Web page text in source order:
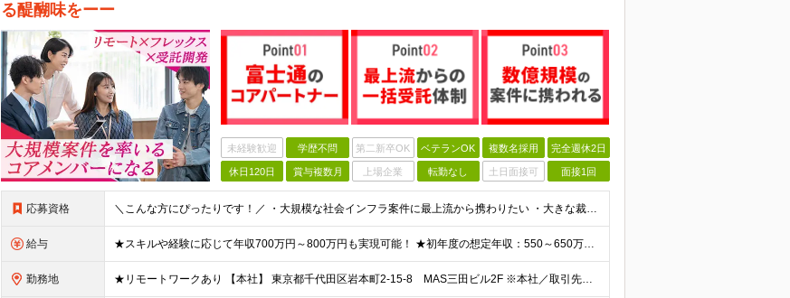
る醍醐味をーー
未経験歓迎 学歴不問 第二新卒OK ベテランOK 複数名採用 完全週休2日
休日120日 賞与複数月 上場企業 転勤なし 土日面接可 面接1回
応募資格 ＼こんな方にぴったりです！／ ・大規模な社会インフラ案件に最上流から携わりたい ・大きな裁量を持って、自分のスキルを試したい ・意見が通りやすいフラットな組織で活躍したい ・最新技術の社会実装に興味が
給与 ★スキルや経験に応じて年収700万円～800万円も実現可能！ ★初年度の想定年収：550～650万円 月給34万3750円～40万6250円＋賞与年2回(4ヶ月分)＋残業代全額支給 ※経験・能力を
勤務地 ★リモートワークあり 【本社】 東京都千代田区岩本町2-15-8 MAS三田ビル2F ※本社／取引先事務所／各プロジェクトの指定開発場所での勤務となります ※現状は東京23区内のみです (変更の範